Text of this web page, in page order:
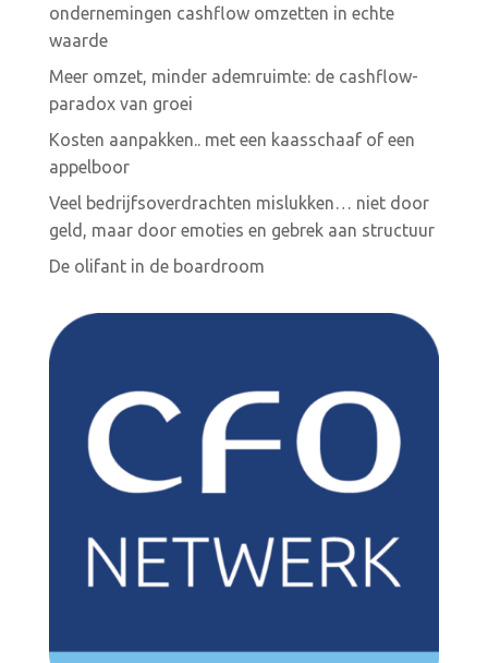
ondernemingen cashflow omzetten in echte
waarde
Meer omzet, minder ademruimte: de cashflow-
paradox van groei
Kosten aanpakken.. met een kaasschaaf of een
appelboor
Veel bedrijfsoverdrachten mislukken… niet door
geld, maar door emoties en gebrek aan structuur
De olifant in de boardroom